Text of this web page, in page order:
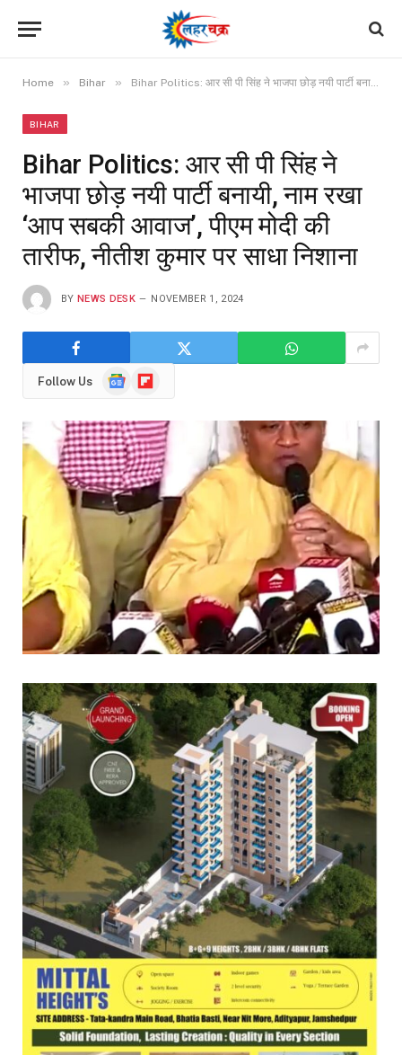
Home » Bihar » Bihar Politics: आर सी पी सिंह ने भाजपा छोड़ नयी पार्टी बनायी, नाम रखा ‘आप सबकी आवाज’, पीएम मोदी की तारीफ, नीतीश कुमार पर साधा निशाना
BIHAR
Bihar Politics: आर सी पी सिंह ने
भाजपा छोड़ नयी पार्टी बनायी, नाम रखा
‘आप सबकी आवाज’, पीएम मोदी की
तारीफ, नीतीश कुमार पर साधा निशाना
BY NEWS DESK NOVEMBER 1, 2024
Follow Us
GoogleFlipboard